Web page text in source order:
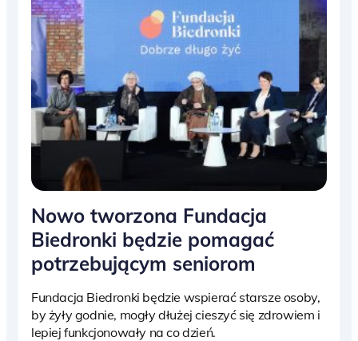
Nowo tworzona Fundacja
Biedronki będzie pomagać
potrzebującym seniorom
Fundacja Biedronki będzie wspierać starsze osoby,
by żyły godnie, mogły dłużej cieszyć się zdrowiem i
lepiej funkcjonowały na co dzień.